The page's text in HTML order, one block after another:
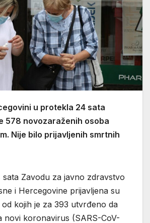
u protekla 24 sata
578 novozaraženih osoba
Nije bilo prijavljenih smrtnih
Zavodu za javno zdravstvo
i Hercegovine prijavljena su
kojih je za 393 utvrđeno da
novi koronavirus (SARS-CoV-